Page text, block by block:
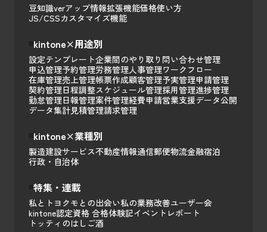
豆知識verアップ情報拡張機能価格使い方
JS/CSSカスタマイズ機能
kintone×用途別
設定テンプレート企業間のやり取り 問い合わせ管理
申込管理予約管理労務管理人事管理ワークフロー
在庫管理売上管理帳票作成顧客管理予実管理申請管理
契約管理日程調整スケジュール管理採用管理進捗管理
勤怠管理日報管理案件管理経費申請営業支援データ公開
データ集計見積管理請求管理
kintone×業種別
製造建設サービス不動産情報通信郵便物流金融宿泊
行政・自治体
特集・連載
私とトヨクモとの出会い私の業務改善ユーザー会
kintone認定資格 合格体験記イベントレポート
トッティのはしご酒